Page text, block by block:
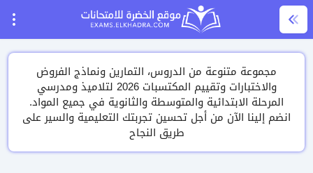
مجموعة متنوعة من الدروس، التمارين ونماذج الفروض
والاختبارات وتقييم المكتسبات 2026 لتلاميذ ومدرسي
المرحلة الابتدائية والمتوسطة والثانوية في جميع المواد.
انضم إلينا الآن من أجل تحسين تجربتك التعليمية والسير على
طريق النجاح